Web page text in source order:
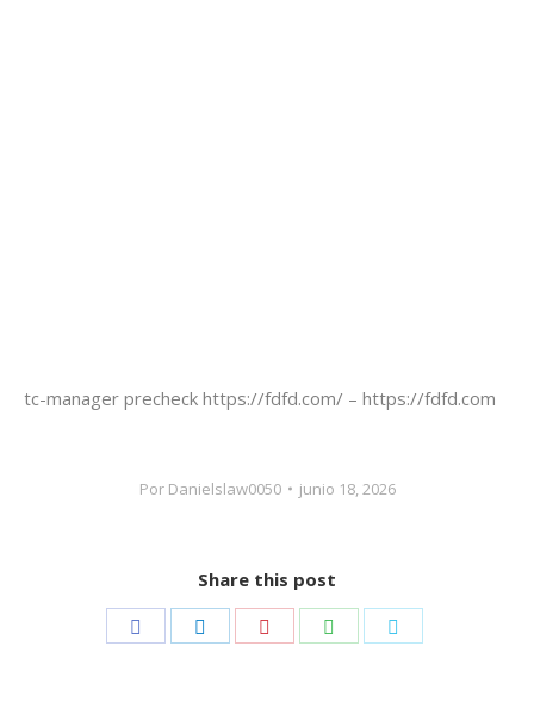
tc-manager precheck https://fdfd.com/ – https://fdfd.com
Por Danielslaw0050 junio 18, 2026
Share this post